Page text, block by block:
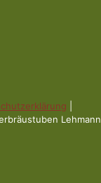
Lehmann